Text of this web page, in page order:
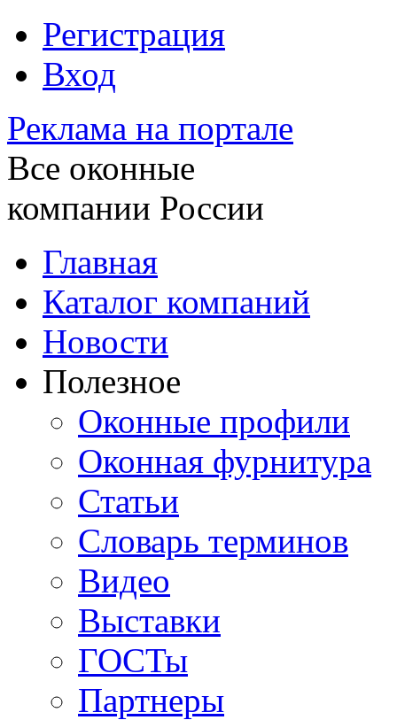
Регистрация
Вход
Реклама на портале
Все оконные
компании России
Главная
Каталог компаний
Новости
Полезное
Оконные профили
Оконная фурнитура
Статьи
Словарь терминов
Видео
Выставки
ГОСТы
Партнеры